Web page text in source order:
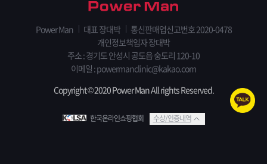
Power Man 대표 장대박
통신판매업신고번호 2020-0478
개인정보책임자 장대박
주소 : 경기도 안성시 공도읍 숭도리 120-10
이메일 : powermanclinic@kakao.com
Copyright © 2020 Power Man All rights Reserved.
한국온라인쇼핑협회 수상/인증내역